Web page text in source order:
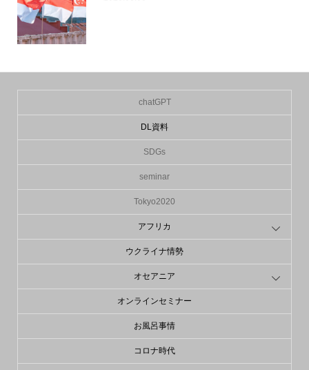
chatGPT
DL資料
SDGs
seminar
Tokyo2020
アフリカ
ウクライナ情勢
オセアニア
オンラインセミナー
お風呂事情
コロナ時代